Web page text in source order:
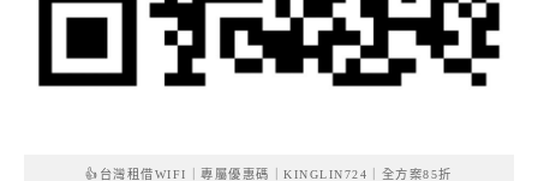
👍台灣租借WIFI｜專屬優惠碼｜KINGLIN724｜全方案85折